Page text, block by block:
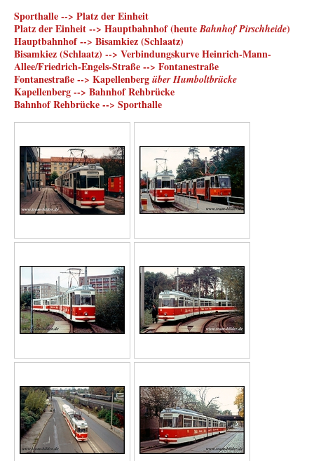
Sporthalle --> Platz der Einheit
Platz der Einheit --> Hauptbahnhof (heuteBahnhof Pirschheide)
Hauptbahnhof --> Bisamkiez (Schlaatz)
Bisamkiez (Schlaatz) --> Verbindungskurve Heinrich-Mann-
Allee/Friedrich-Engels-Straße --> Fontanestraße
Fontanestraße --> Kapellenberg über Humboltbrücke
Kapellenberg --> Bahnhof Rehbrücke
Bahnhof Rehbrücke --> Sporthalle